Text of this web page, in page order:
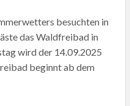
besuchten in
das Waldfreibad in
wird der 14.09.2025
beginnt ab dem